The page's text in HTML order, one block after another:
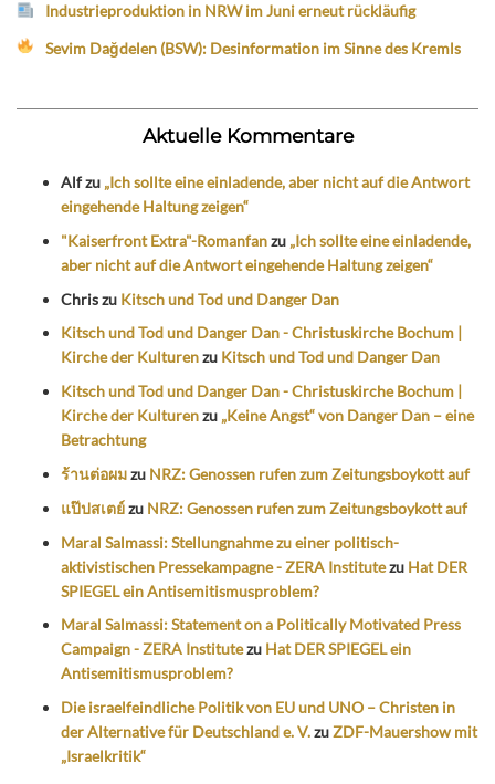
Industrieproduktion in NRW im Juni erneut rückläufig
Sevim Dağdelen (BSW): Desinformation im Sinne des Kremls
Aktuelle Kommentare
Alfzu „Ich sollte eine einladende, aber nicht auf die Antwort
eingehende Haltung zeigen“
"Kaiserfront Extra"-Romanfanzu „Ich sollte eine einladende,
aber nicht auf die Antwort eingehende Haltung zeigen“
Chriszu Kitsch und Tod und Danger Dan
Kitsch und Tod und Danger Dan - Christuskirche Bochum |
Kirche der Kulturenzu Kitsch und Tod und Danger Dan
Kitsch und Tod und Danger Dan - Christuskirche Bochum |
Kirche der Kulturenzu „Keine Angst“ von Danger Dan – eine
Betrachtung
ร้านต่อผมzu NRZ: Genossen rufen zum Zeitungsboykott auf
แป๊ปสเตย์zu NRZ: Genossen rufen zum Zeitungsboykott auf
Maral Salmassi: Stellungnahme zu einer politisch-
aktivistischen Pressekampagne - ZERA Institutezu Hat DER
SPIEGEL ein Antisemitismusproblem?
Maral Salmassi: Statement on a Politically Motivated Press
Campaign - ZERA Institutezu Hat DER SPIEGEL ein
Antisemitismusproblem?
Die israelfeindliche Politik von EU und UNO – Christen in
der Alternative für Deutschland e. V.zuZDF-Mauershow mit
„Israelkritik“